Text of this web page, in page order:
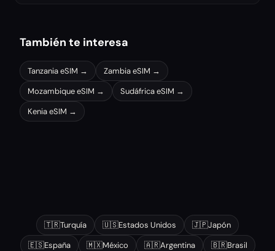
También te interesa
TanzaniaeSIM → ZambiaeSIM →
MozambiqueeSIM → SudáfricaeSIM →
KeniaeSIM →
Otros destinos populares
🇹🇷Turquía 🇺🇸Estados Unidos 🇯🇵Japón
🇪🇸España 🇲🇽México 🇦🇷Argentina 🇧🇷Brasil